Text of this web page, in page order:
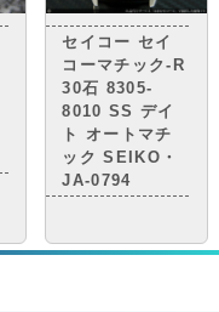
セイコー セイ
コーマチック-R
30石 8305-
8010 SS デイ
ト オートマチ
ック SEIKO・
JA-0794